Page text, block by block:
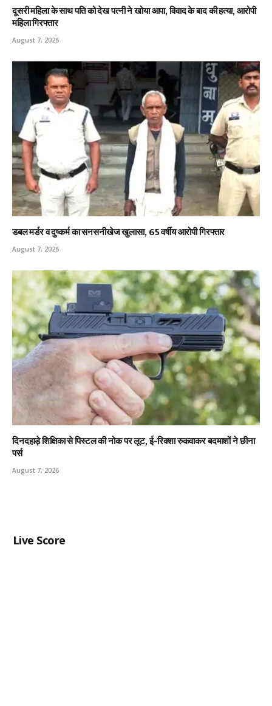
दूसरी महिला के साथ पति को देख पत्नी ने खोया आपा, विवाद के बाद की हत्या, आरोपी
महिला गिरफ्तार
August 7, 2026
डबल मर्डर व दुष्कर्म का सनसनीखेज खुलासा, 65 वर्षीय आरोपी गिरफ्तार
August 7, 2026
दिनदहाड़े शिक्षिका से पिस्टल की नोक पर लूट, ई-रिक्शा रुकवाकर बदमाशों ने छीना
पर्स
August 7, 2026
Live Score